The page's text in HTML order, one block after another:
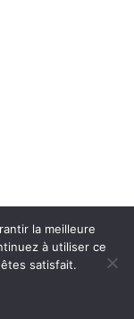
la meilleure
à utiliser ce
satisfait.